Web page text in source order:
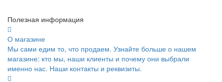
Полезная информация
О магазине
Мы сами едим то, что продаем. Узнайте больше о нашем
магазине: кто мы, наши клиенты и почему они выбрали
именно нас. Наши контакты и реквизиты.